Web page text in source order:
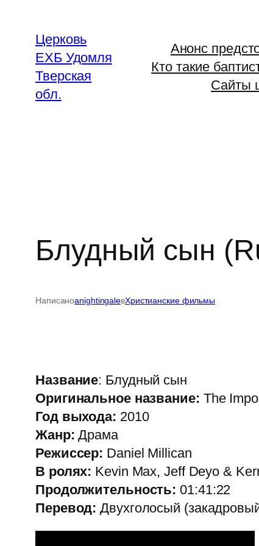
содержимому
Церковь
ЕХБ Удомля
Тверская
обл.
Анонс
Кто такие
Сайты
Блудный сын
НаписаноanightingaleвХристианские фильмы
Название: Блудный сын
Оригинальное название: The
Год выхода: 2010
Жанр: Драма
Режиссер: Daniel Millican
В ролях: Kevin Max, Jeff Deyo &
Продолжительность:01:41:22
Перевод: Двухголосый